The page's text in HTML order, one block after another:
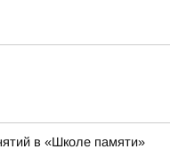
в «Школе памяти»